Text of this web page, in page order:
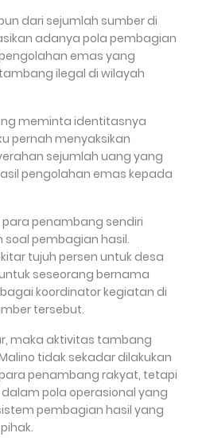
dari sejumlah sumber di
adanya pola pembagian
emas yang
ilegal di wilayah
meminta identitasnya
pernah menyaksikan
sejumlah uang yang
pengolahan emas kepada
para penambang sendiri
pembagian hasil.
tujuh persen untuk desa
seseorang bernama
koordinator kegiatan di
tersebut.
maka aktivitas tambang
tidak sekadar dilakukan
penambang rakyat, tetapi
pola operasional yang
pembagian hasil yang